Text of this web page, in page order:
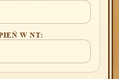
W NT: